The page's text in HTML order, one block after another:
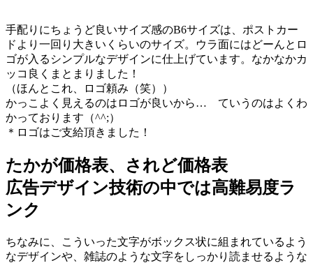
手配りにちょうど良いサイズ感のB6サイズは、ポストカー
ドより一回り大きいくらいのサイズ。ウラ面にはどーんとロ
ゴが入るシンプルなデザインに仕上げています。なかなかカ
ッコ良くまとまりました！
（ほんとこれ、ロゴ頼み（笑））
かっこよく見えるのはロゴが良いから… ていうのはよくわ
かっております（^^;）
＊ロゴはご支給頂きました！
たかが価格表、されど価格表
広告デザイン技術の中では高難易度ラ
ンク
ちなみに、こういった文字がボックス状に組まれているよう
なデザインや、雑誌のような文字をしっかり読ませるような